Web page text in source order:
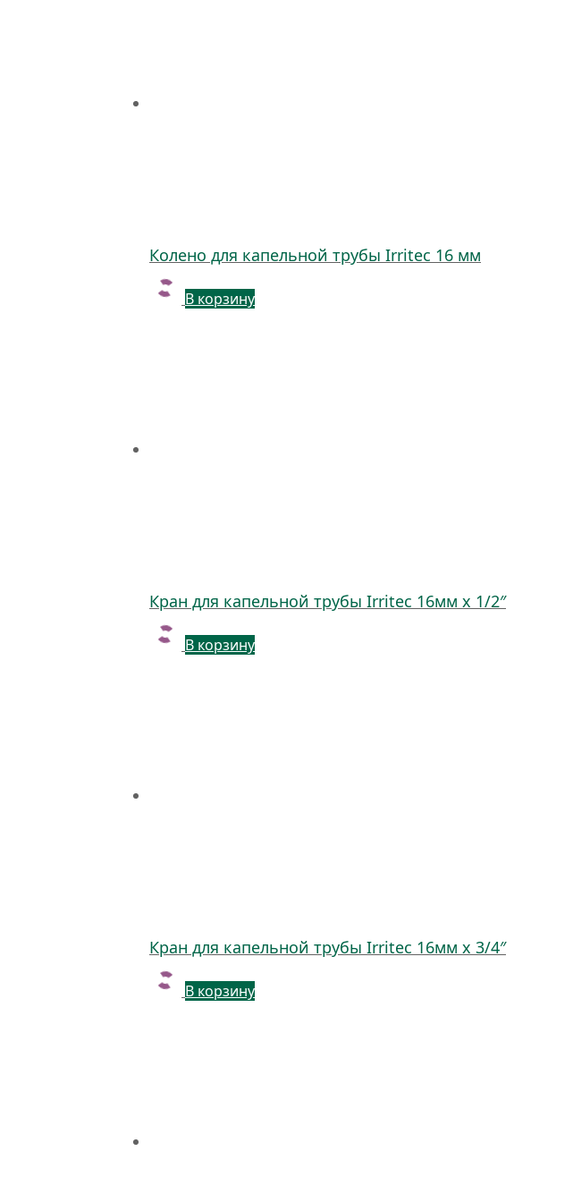
Колено для капельной трубы Irritec 16 мм
В корзину
Кран для капельной трубы Irritec 16мм x 1/2″
В корзину
Кран для капельной трубы Irritec 16мм x 3/4″
В корзину